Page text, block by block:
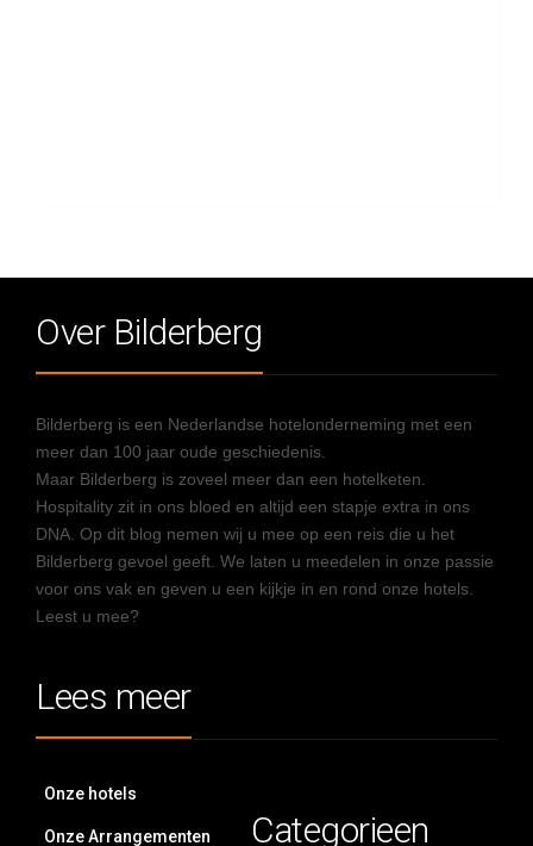
Over Bilderberg
Bilderberg is een Nederlandse hotelonderneming met een
meer dan 100 jaar oude geschiedenis.
Maar Bilderberg is zoveel meer dan een hotelketen.
Hospitality zit in ons bloed en altijd een stapje extra in ons
DNA. Op dit blog nemen wij u mee op een reis die u het
Bilderberg gevoel geeft. We laten u meedelen in onze passie
voor ons vak en geven u een kijkje in en rond onze hotels.
Leest u mee?
Lees meer
Onze hotels
Onze Arrangementen Categorieen